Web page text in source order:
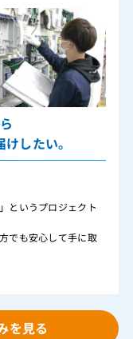
したい。
というプロジェクト
でも安心して手に取
を見る